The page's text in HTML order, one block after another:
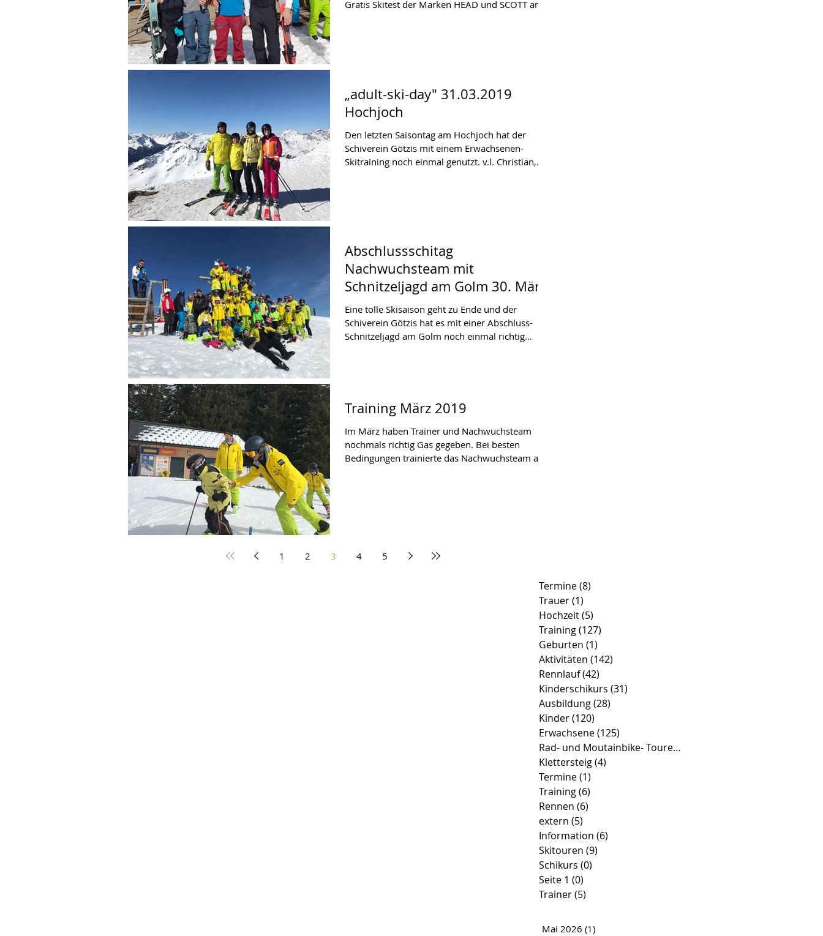
Gratis Skitest der Marken HEAD und SCOTT am...
„adult-ski-day" 31.03.2019
Hochjoch
Den letzten Saisontag am Hochjoch hat der
Schiverein Götzis mit einem Erwachsenen-
Skitraining noch einmal genutzt. v.l. Christian,
Abschlussschitag
Nachwuchsteam mit
Schnitzeljagd am Golm 30. März
2019
Eine tolle Skisaison geht zu Ende und der
Schiverein Götzis hat es mit einer Abschluss-
Schnitzeljagd am Golm noch einmal richtig
Training März 2019
Im März haben Trainer und Nachwuchsteam
nochmals richtig Gas gegeben. Bei besten
Bedingungen trainierte das Nachwuchsteam an
1 2 3 4 5
Termine(8)
Trauer(1)
Hochzeit(5)
Training(127)
Geburten (1)
Aktivitäten (142)
Rennlauf(42)
Kinderschikurs (31)
Ausbildung(28)
Kinder(120)
Erwachsene(125)
Rad- und Moutainbike- Touren
Klettersteig(4)
Termine(1)
Training(6)
Rennen (6)
extern (5)
Information (6)
Skitouren (9)
Schikurs (0)
Seite 1 (0)
Trainer(5)
Mai 2026 (1)